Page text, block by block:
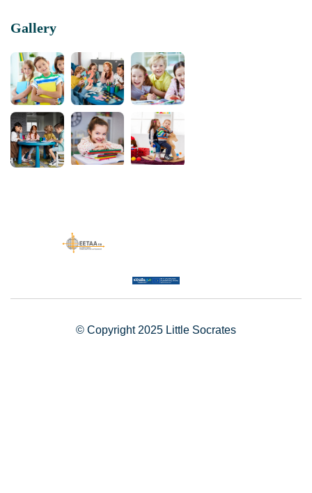
Gallery
© Copyright 2025 Little Socrates